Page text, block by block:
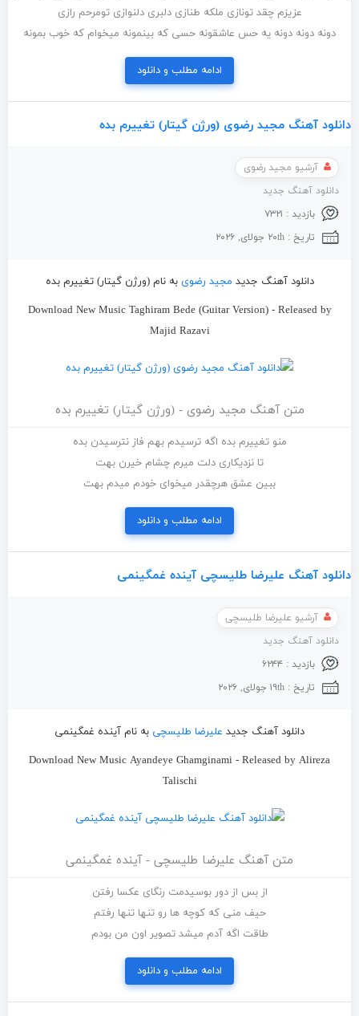
عزیزم چقد تونازی ملکه طنازی دلبری دلنوازی تومرحم رازی
دونه دونه دونه یه حس عاشقونه حسی که بینمونه میخوام که خوب بمونه
ادامه مطلب و دانلود
دانلود آهنگ مجید رضوی (ورژن گیتار) تغییرم بده
آرشیو مجید رضوی
دانلود آهنگ جدید
بازدید : ۷۳۲۱
تاریخ : ۲۰th جولای, ۲۰۲۶
دانلود آهنگ جدید مجید رضوی به نام (ورژن گیتار) تغییرم بده
Download New Music Taghiram Bede (Guitar Version) - Released by
Majid Razavi
متن آهنگ مجید رضوی - (ورژن گیتار) تغییرم بده
منو تغییرم بده اگه ترسیدم بهم فاز نترسیدن بده
تا نزدیکاری دلت میرم چشام خیرن بهت
ببین عشق هرچقدر میخوای خودم میدم بهت
ادامه مطلب و دانلود
دانلود آهنگ علیرضا طلیسچی آینده غمگینمی
آرشیو علیرضا طلیسچی
دانلود آهنگ جدید
بازدید : ۶۲۴۴
تاریخ : ۱۹th جولای, ۲۰۲۶
دانلود آهنگ جدید علیرضا طلیسچی به نام آینده غمگینمی
Download New Music Ayandeye Ghamginami - Released by Alireza
Talischi
متن آهنگ علیرضا طلیسچی - آینده غمگینمی
از بس از دور بوسیدمت رنگای عکسا رفتن
حیف منی که کوچه ها رو تنها تنها رفتم
طاقت اگه آدم میشد تصویر اون من بودم
ادامه مطلب و دانلود